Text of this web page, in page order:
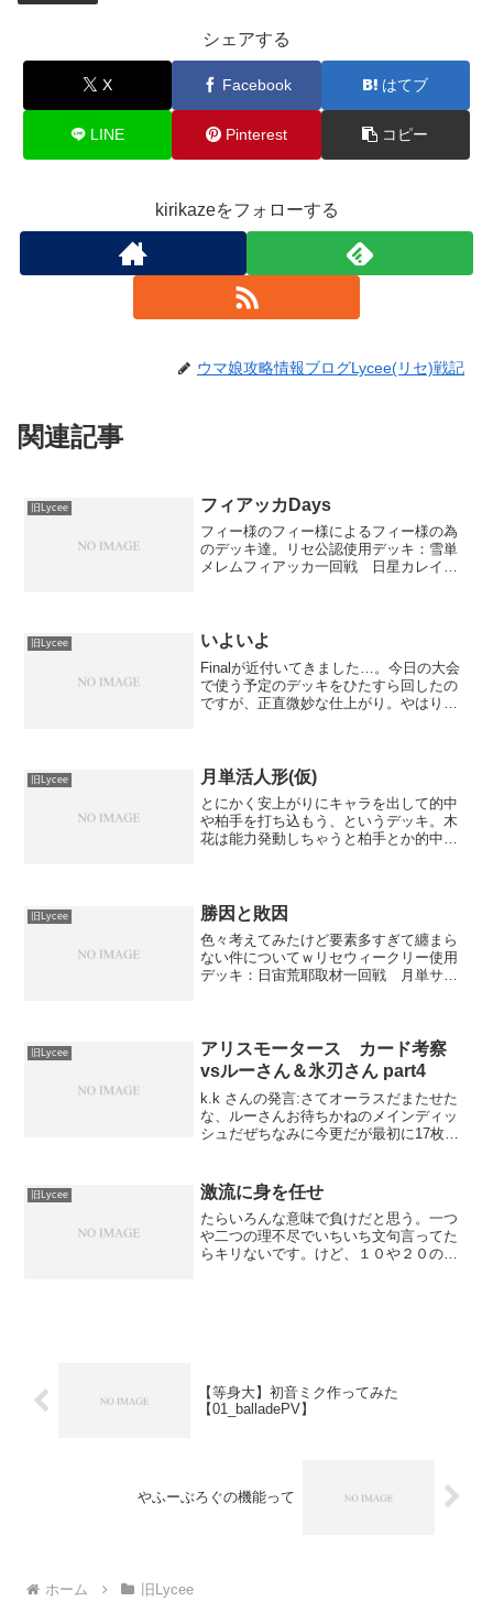
シェアする
X Facebook はてブ
LINE Pinterest コピー
kirikazeをフォローする
ウマ娘攻略情報ブログLycee(リセ)戦記
関連記事
旧Lycee フィアッカDays
フィー様のフィー様によるフィー様の為
のデッキ達。リセ公認使用デッキ：雪単
メレムフィアッカ一回戦 日星カレイ
たトコで手札のエ...
旧Lycee いよいよ
Finalが近付いてきました…。今日の大会
で使う予定のデッキをひたすら回したの
ですが、正直微妙な仕上がり。やはりバ
旧Lycee 月単活人形(仮)
とにかく安上がりにキャラを出して的中
や柏手を打ち込もう、というデッキ。木
花は能力発動しちゃうと柏手とか的中が
うちょっと煮詰めれば3積...
旧Lycee 勝因と敗因
色々考えてみたけど要素多すぎて纏まら
ない件についてｗリセウィークリー使用
デッキ：日宙荒耶取材一回戦 月単サイ
から取材で手紙チート...
旧Lycee
アリスモータース カード考察
vsルーさん＆氷刃さん part4
k.k さんの発言:さてオーラスだまたせた
な、ルーさんお待ちかねのメインディッ
シュだぜちなみに今更だが最初に17枚と
さんの発言:ですよねｗk.k さんの発言:新
たなる旋...
旧Lycee 激流に身を任せ
たらいろんな意味で負けだと思う。一つ
や二つの理不尽でいちいち文句言ってた
らキリないです。けど、１０や２０の理
【等身大】初音ミク作ってみた
【01_balladePV】
やふーぶろぐの機能って
ホーム 旧Lycee